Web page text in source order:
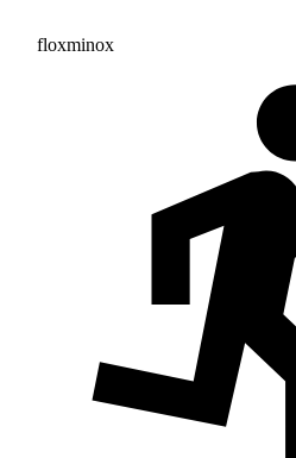
floxminox